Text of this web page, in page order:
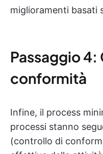
miglioramenti basati
Passaggio
conformità
Infine, il process
processi stanno
(controllo di